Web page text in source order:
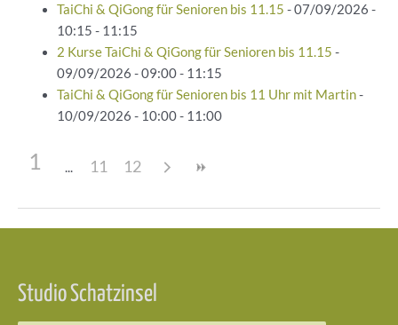
TaiChi & QiGong für Senioren bis 11.15 - 07/09/2026 -
10:15 - 11:15
2 Kurse TaiChi & QiGong für Senioren bis 11.15 -
09/09/2026 - 09:00 - 11:15
TaiChi & QiGong für Senioren bis 11 Uhr mit Martin-
10/09/2026 - 10:00 - 11:00
1 11 12
Studio Schatzinsel